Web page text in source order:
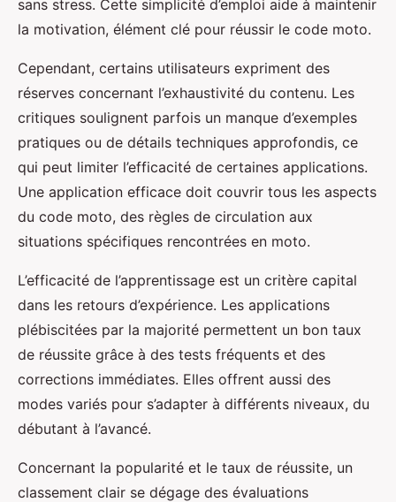
sans stress. Cette simplicité d’emploi aide à maintenir
la motivation, élément clé pour réussir le code moto.
Cependant, certains utilisateurs expriment des
réserves concernant l’exhaustivité du contenu. Les
critiques soulignent parfois un manque d’exemples
pratiques ou de détails techniques approfondis, ce
qui peut limiter l’efficacité de certaines applications.
Une application efficace doit couvrir tous les aspects
du code moto, des règles de circulation aux
situations spécifiques rencontrées en moto.
L’efficacité de l’apprentissage est un critère capital
dans les retours d’expérience. Les applications
plébiscitées par la majorité permettent un bon taux
de réussite grâce à des tests fréquents et des
corrections immédiates. Elles offrent aussi des
modes variés pour s’adapter à différents niveaux, du
débutant à l’avancé.
Concernant la popularité et le taux de réussite, un
classement clair se dégage des évaluations